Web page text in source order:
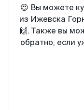
😍 Вы можете
из Ижевска
🙌. Также вы
обратно, если